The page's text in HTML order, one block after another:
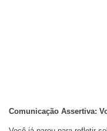
Comunicação Assertiva: